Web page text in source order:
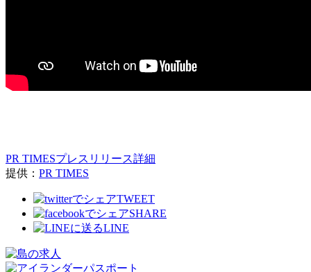
PR TIMESプレスリリース詳細
提供： PR TIMES
TWEET
SHARE
LINE